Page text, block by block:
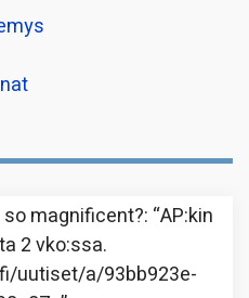
so magnificent?: “AP:kin
2 vko:ssa.
uutiset/a/93bb923e-